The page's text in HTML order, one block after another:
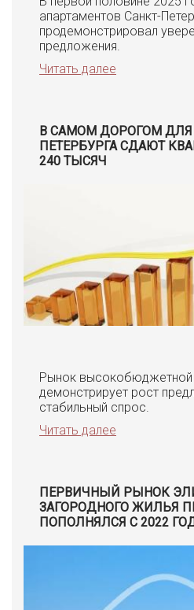
апартаментов Санкт-
продемонстрировал
предложения.
Читать далее
В САМОМ ДОРОГОМ
ПЕТЕРБУРГА СДАЮТ
240 ТЫСЯЧ
Рынок высокобюджетной
демонстрирует рост
стабильный спрос.
Читать далее
ПЕРВИЧНЫЙ РЫНОК
ЗАГОРОДНОГО ЖИЛЬЯ
ПОПОЛНЯЛСЯ С 2022